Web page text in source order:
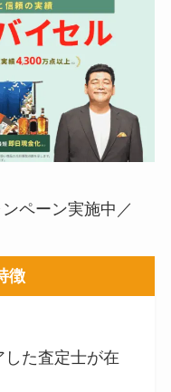
ペーン実施中／
徴
した査定士が在